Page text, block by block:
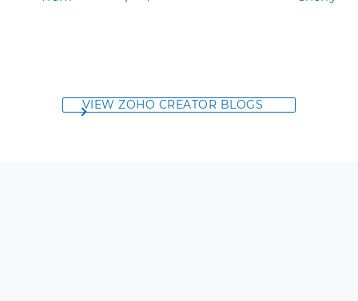
VIEW ZOHO CREATOR BLOGS